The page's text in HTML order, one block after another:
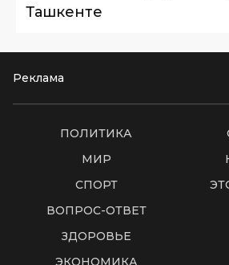
Ташкенте
Реклама
ПОЛИТИКА
МИР
СПОРТ
ВОПРОС-ОТВЕТ
ЗДОРОВЬЕ
ЭКОНОМИКА